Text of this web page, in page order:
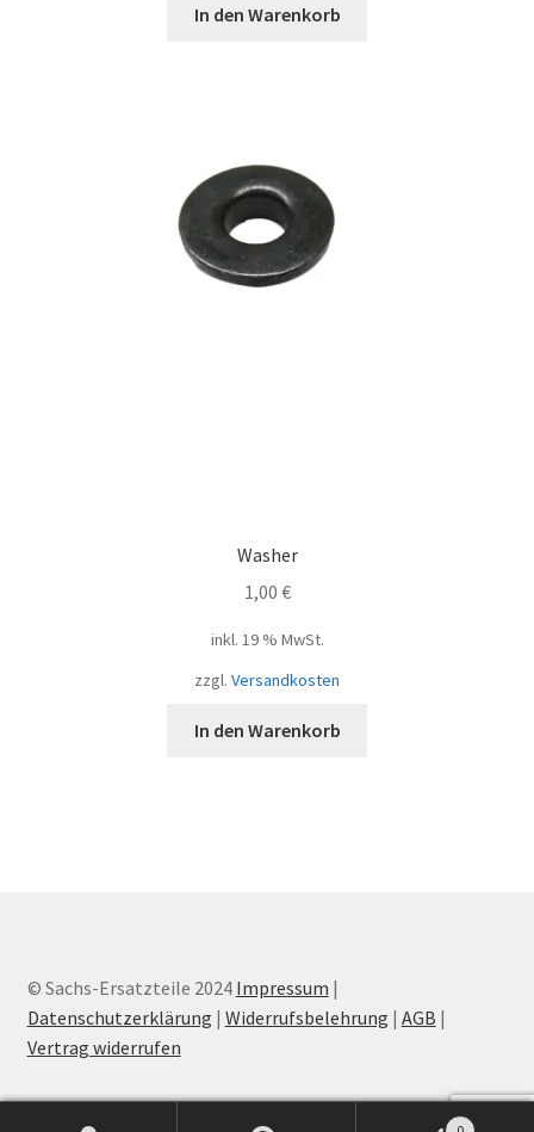
In den Warenkorb
Washer
1,00 €
inkl. 19 % MwSt.
zzgl. Versandkosten
In den Warenkorb
© Sachs-Ersatzteile 2024 Impressum |
Datenschutzerklärung | Widerrufsbelehrung | AGB |
Vertrag widerrufen